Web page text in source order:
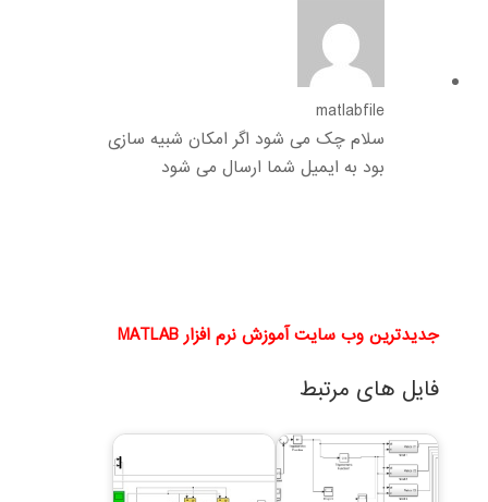
matlabfile
سلام چک می شود اگر امکان شبیه سازی
بود به ایمیل شما ارسال می شود
جدیدترین وب سایت آموزش نرم افزار MATLAB
فایل های مرتبط